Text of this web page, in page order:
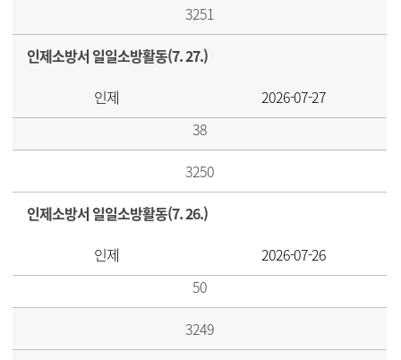
3251
인제소방서 일일소방활동(7. 27.)
인제
2026-07-27
38
3250
인제소방서 일일소방활동(7. 26.)
인제
2026-07-26
50
3249